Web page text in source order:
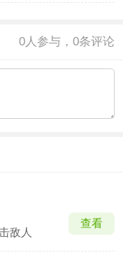
0人参与，0条评论
敌人
查看